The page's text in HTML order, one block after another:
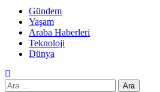
Gündem
Yaşam
Araba Haberleri
Teknoloji
Dünya